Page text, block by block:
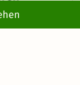
Deals direkt